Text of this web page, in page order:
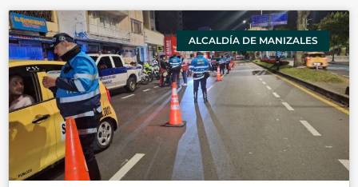
ALCALDÍA DE MANIZALES